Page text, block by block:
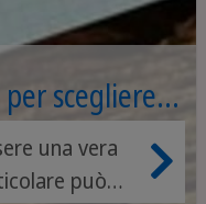
scegliere
in tedesco
una vera
può